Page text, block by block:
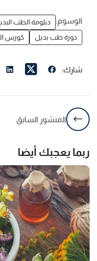
الوسوم: دبلومة الطب
دورة طب بديل
كورس
شارك:
المنشور السابق
ربما يعجبك أيضا